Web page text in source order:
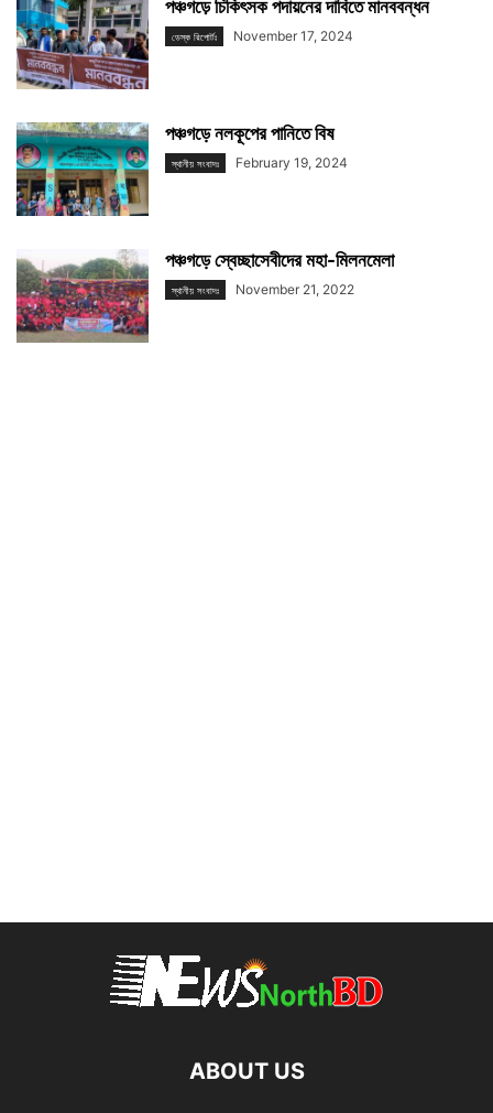
পঞ্চগড়ে চিকিৎসক পদায়নের দাবিতে মানববন্ধন
ডেস্ক রিপোর্টঃ November 17, 2024
পঞ্চগড়ে নলকূপের পানিতে বিষ
স্থানীয় সংবাদঃ February 19, 2024
পঞ্চগড়ে স্বেচ্ছাসেবীদের মহা-মিলনমেলা
স্থানীয় সংবাদঃ November 21, 2022
ABOUT US